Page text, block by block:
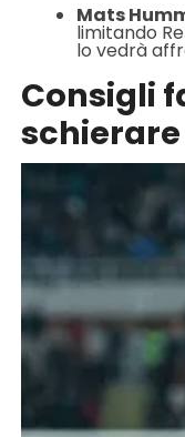
Mats
limitando
lo vedrà
Consigli